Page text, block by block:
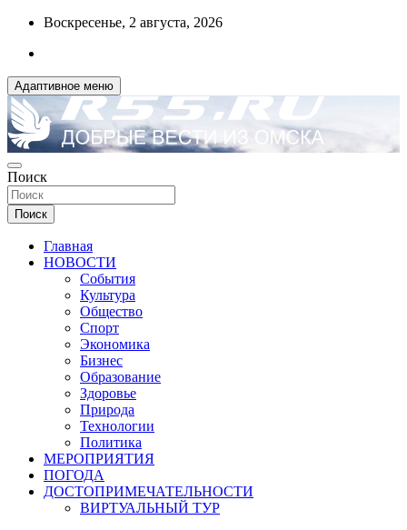
Перейти
содержимому
Воскресенье, 2 августа, 2026
Адаптивное меню
R55.RU
ДОБРЫЕ ВЕСТИ ИЗ ОМСКА
Поиск
Поиск
Главная
НОВОСТИ
События
Культура
Общество
Спорт
Экономика
Бизнес
Образование
Здоровье
Природа
Технологии
Политика
МЕРОПРИЯТИЯ
ПОГОДА
ДОСТОПРИМЕЧАТЕЛЬНОСТИ
ВИРТУАЛЬНЫЙ ТУР